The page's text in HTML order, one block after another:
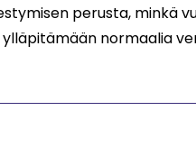
perusta, minkä
normaalia